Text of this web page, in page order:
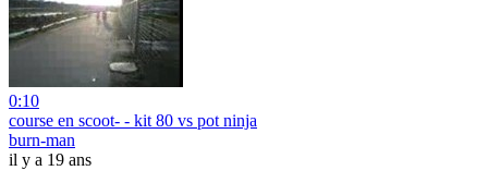
0:10
course en scoot- - kit 80 vs pot ninja
burn-man
il y a 19 ans